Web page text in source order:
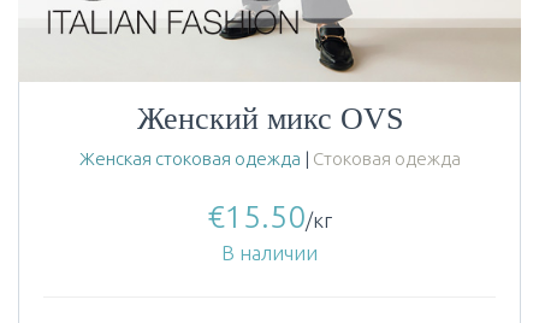
Женский микс OVS
Женская стоковая одежда | Стоковая одежда
€15.50/кг
В наличии